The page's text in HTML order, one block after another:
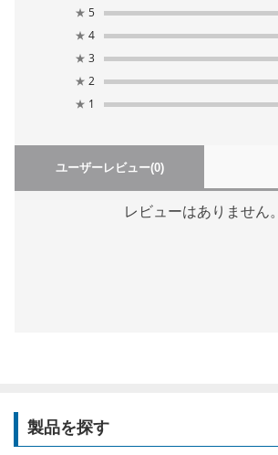
★ 5
★ 4
★ 3
★ 2
★ 1
ユーザーレビュー(0)
レビューはありません。
製品を探す